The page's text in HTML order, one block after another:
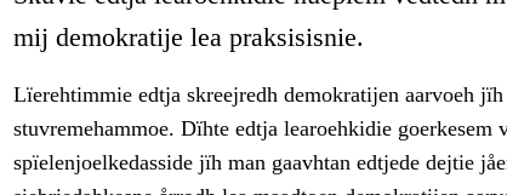
mij demokratije lea praksisisnie.
Lïerehtimmie edtja skreejredh demokratijen aarvoeh
stuvremehammoe. Dïhte edtja learoehkidie goerkesem
spïelenjoelkedasside jïh man gaavhtan edtjede dejtie